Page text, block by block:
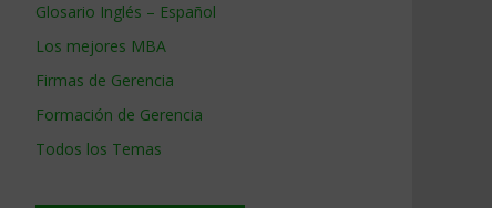
Glosario Inglés – Español
Los mejores MBA
Firmas de Gerencia
Formación de Gerencia
Todos los Temas